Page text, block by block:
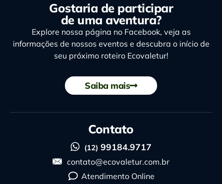
Gostaria de participar
de uma aventura?
Explore nossa página no Facebook, veja as
informações de nossos eventos e descubra o início de
seu próximo roteiro Ecovaletur!
Saiba mais
Contato
(12) 99184.9717
contato@ecovaletur.com.br
Atendimento Online